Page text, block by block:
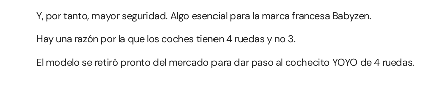
Y, por tanto, mayor seguridad. Algo esencial para la marca francesa Babyzen.
Hay una razón por la que los coches tienen 4 ruedas y no 3.
El modelo se retiró pronto del mercado para dar paso al cochecito YOYO de 4 ruedas.